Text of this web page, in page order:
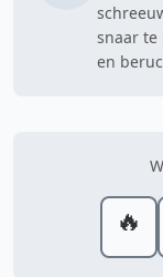
snaar te
en
🔥